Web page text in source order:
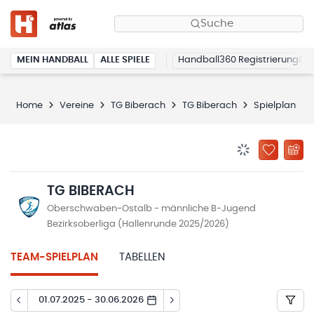
Suche
MEIN HANDBALL ALLE SPIELE Handball360 Registrierung
Home Vereine TG Biberach TG Biberach Spielplan
ZU
TG BIBERACH
Oberschwaben-Ostalb - männliche B-Jugend
Bezirksoberliga (Hallenrunde 2025/2026)
TEAM-SPIELPLAN TABELLEN
01.07.2025 - 30.06.2026